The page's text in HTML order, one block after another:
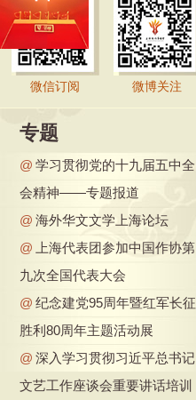
微信订阅 微博关注
专题
@ 学习贯彻党的十九届五中全
会精神——专题报道
@ 海外华文文学上海论坛
@
上海代表团参加中国作协第
九次全国代表大会
@ 纪念建党95周年暨红军长征
胜利80周年主题活动展
@ 深入学习贯彻习近平总书记
文艺工作座谈会重要讲话培训